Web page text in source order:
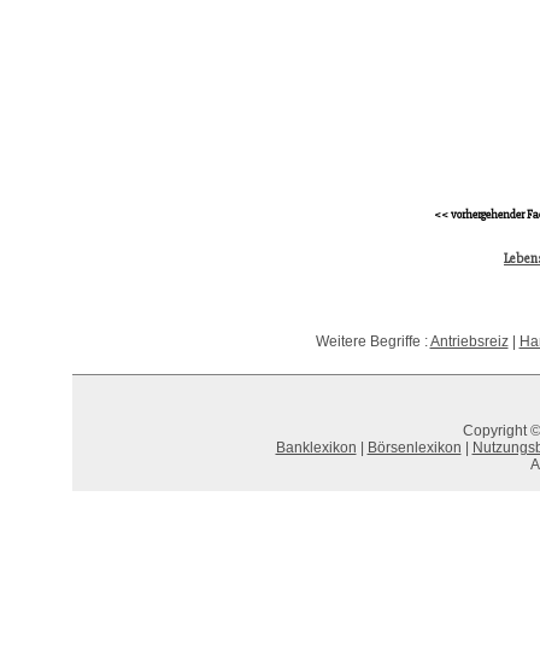
<< vorhergehender
Weitere Begriffe :Antriebsreiz|
Copyright
Banklexikon
Börsenlexikon